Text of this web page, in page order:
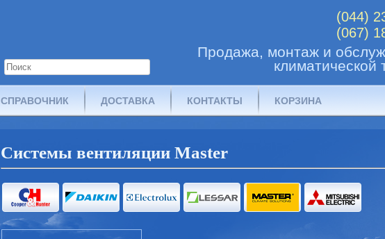
(044)
(067)
Продажа, монтаж и
климатической
СПРАВОЧНИК ДОСТАВКА КОНТАКТЫ КОРЗИНА
Системы вентиляции Master